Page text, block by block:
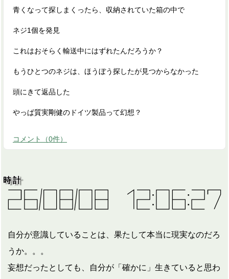
青くなって探しまくったら、収納されていた箱の中で
ネジ1個を発見
これはおそらく輸送中にはずれたんだろうか？
もうひとつのネジは、ほうぼう探したが見つからなかった
頭にきて返品した
やっぱ質実剛健のドイツ製品って幻想？
コメント （0件）
時計
自分が意識していることは、果たして本当に現実なのだろ
うか。。。
妄想だったとしても、自分が「確かに」生きていると思わ